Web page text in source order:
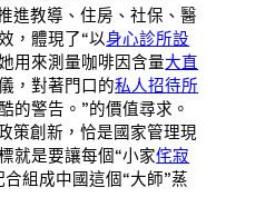
進教導、住房、社保、醫
，體現了“以身心診所設
用來測量咖啡因含量大直
，對著門口的私人招待所
的警告。”的價值尋求。
策創新，恰是國家管理現
就是要讓每個“小家侘寂
組成中國這個“大師”蒸